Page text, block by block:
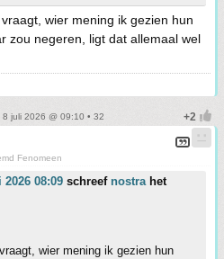
wier mening ik gezien hun
zou negeren, ligt dat allemaal wel
8 juli 2026 @ 09:10 • 32
Fenomeen
08:09 schreef nostrahet
wier mening ik gezien hun